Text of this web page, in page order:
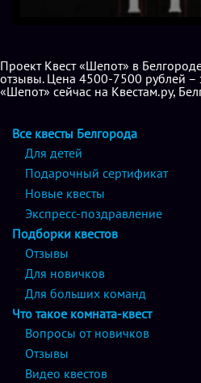
Проект Квест «Шепот» в
отзывы. Цена 4500-7500 рублей –
«Шепот» сейчас на Квестам.ру,
Все квесты Белгорода
Для детей
Подарочный сертификат
Новые квесты
Экспресс-поздравление
Подборки квестов
Отзывы
Для новичков
Для больших команд
Что такое комната-квест
Вопросы от новичков
Отзывы
Видео квестов